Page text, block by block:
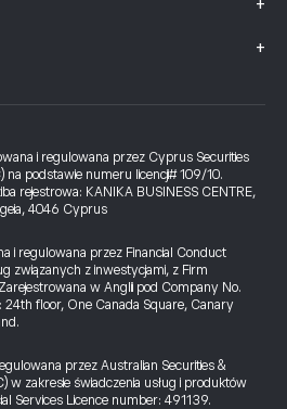
+
+
i regulowana przez Cyprus Securities
na podstawie numeru licencji# 109/10.
rejestrowa: KANIKA BUSINESS CENTRE,
4046 Cyprus
i regulowana przez Financial Conduct
związanych z inwestycjami, z Firm
w Anglii pod Company No.
floor, One Canada Square, Canary
przez Australian Securities &
w zakresie świadczenia usług i produktów
Services Licence number: 491139.